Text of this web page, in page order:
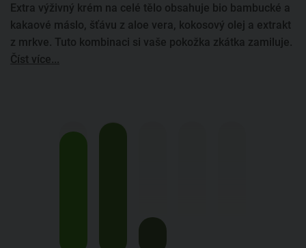
Extra výživný krém na celé tělo obsahuje bio bambucké a
kakaové máslo, šťávu z aloe vera, kokosový olej a extrakt
z mrkve. Tuto kombinaci si vaše pokožka zkátka zamiluje.
Číst více...